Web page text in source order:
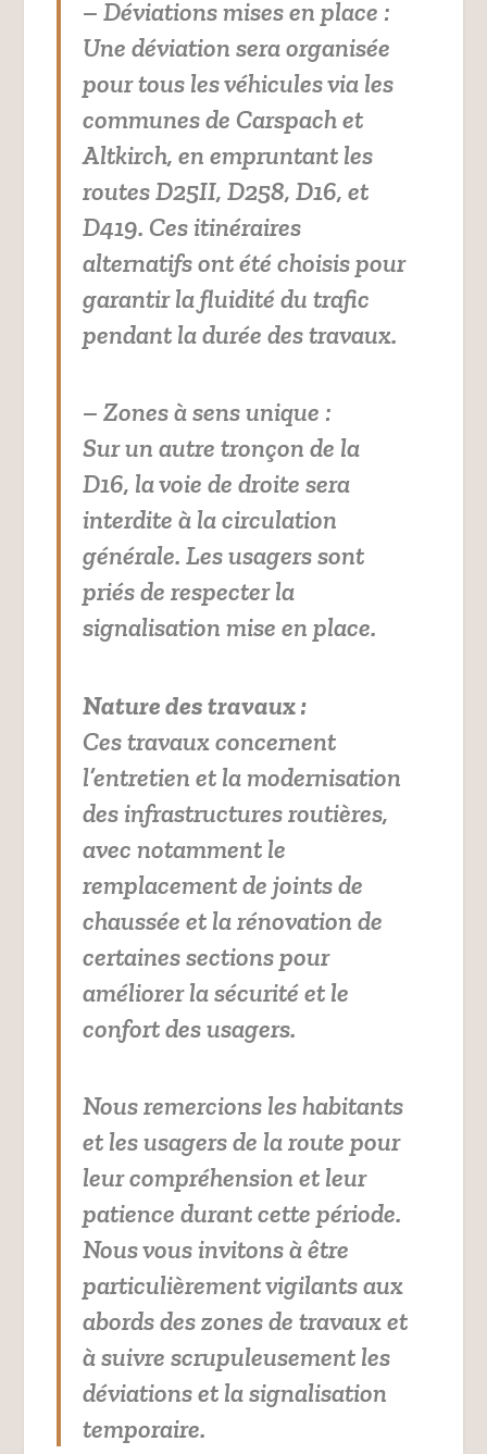
– Déviations mises en place :
Une déviation sera organisée
pour tous les véhicules via les
communes de Carspach et
Altkirch, en empruntant les
routes D25II, D258, D16, et
D419. Ces itinéraires
alternatifs ont été choisis pour
garantir la fluidité du trafic
pendant la durée des travaux.
– Zones à sens unique :
Sur un autre tronçon de la
D16, la voie de droite sera
interdite à la circulation
générale. Les usagers sont
priés de respecter la
signalisation mise en place.
Nature des travaux :
Ces travaux concernent
l’entretien et la modernisation
des infrastructures routières,
avec notamment le
remplacement de joints de
chaussée et la rénovation de
certaines sections pour
améliorer la sécurité et le
confort des usagers.
Nous remercions les habitants
et les usagers de la route pour
leur compréhension et leur
patience durant cette période.
Nous vous invitons à être
particulièrement vigilants aux
abords des zones de travaux et
à suivre scrupuleusement les
déviations et la signalisation
temporaire.